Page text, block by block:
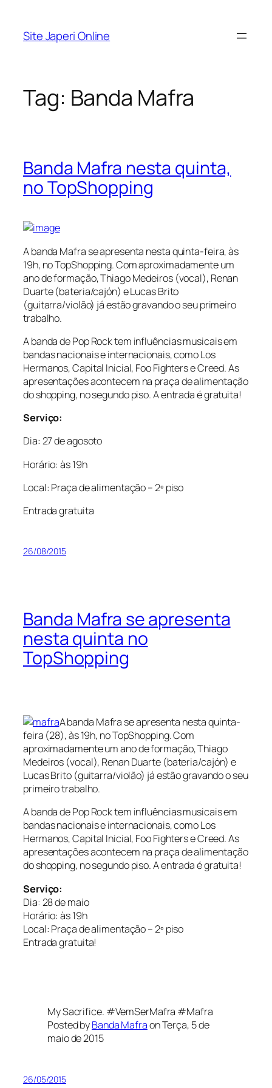
Site Japeri Online
Tag: Banda Mafra
Banda Mafra nesta quinta,
no TopShopping
A banda Mafra se apresenta nesta quinta-feira, às
19h, no TopShopping. Com aproximadamente um
ano de formação, Thiago Medeiros (vocal), Renan
Duarte (bateria/cajón) e Lucas Brito
(guitarra/violão) já estão gravando o seu primeiro
trabalho.
A banda de Pop Rock tem influências musicais em
bandas nacionais e internacionais, como Los
Hermanos, Capital Inicial, Foo Fighters e Creed. As
apresentações acontecem na praça de alimentação
do shopping, no segundo piso. A entrada é gratuita!
Serviço:
Dia: 27 de agosoto
Horário: às 19h
Local: Praça de alimentação – 2º piso
Entrada gratuita
26/08/2015
Banda Mafra se apresenta
nesta quinta no
TopShopping
A banda Mafra se apresenta nesta quinta-
feira (28), às 19h, no TopShopping. Com
aproximadamente um ano de formação, Thiago
Medeiros (vocal), Renan Duarte (bateria/cajón) e
Lucas Brito (guitarra/violão) já estão gravando o seu
primeiro trabalho.
A banda de Pop Rock tem influências musicais em
bandas nacionais e internacionais, como Los
Hermanos, Capital Inicial, Foo Fighters e Creed. As
apresentações acontecem na praça de alimentação
do shopping, no segundo piso. A entrada é gratuita!
Serviço:
Dia: 28 de maio
Horário: às 19h
Local: Praça de alimentação – 2º piso
Entrada gratuita!
My Sacrifice. #VemSerMafra #Mafra
Posted byBanda Mafraon Terça, 5 de
maio de 2015
26/05/2015